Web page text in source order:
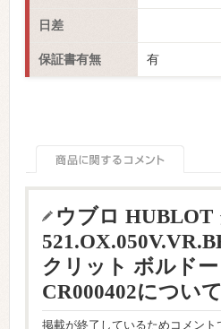
日差
保証書有無 有
ウブロ
クリット ボルド
CR000402につい
掲載が終了しているためコメント